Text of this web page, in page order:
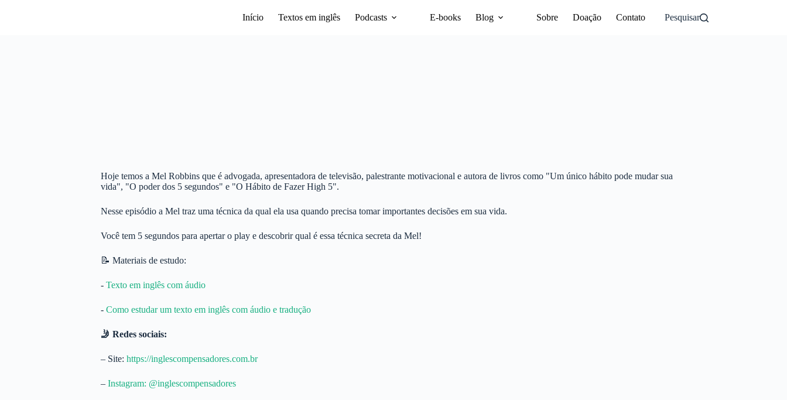
Início Textos em inglês Podcasts E-books Blog Sobre Doação Contato Pesquisar
Hoje temos a Mel Robbins que é advogada, apresentadora de televisão, palestrante motivacional e autora de livros como "Um único hábito pode mudar sua
vida", "O poder dos 5 segundos" e "O Hábito de Fazer High 5".
Nesse episódio a Mel traz uma técnica da qual ela usa quando precisa tomar importantes decisões em sua vida.
Você tem 5 segundos para apertar o play e descobrir qual é essa técnica secreta da Mel!
📝 Materiais de estudo:
-⁠ ⁠⁠ Texto em inglês com áudio⁠⁠
-⁠ ⁠⁠Como estudar um texto em inglês com áudio e tradução⁠⁠
🤳 Redes sociais:
– Site: ⁠https://inglescompensadores.com.br⁠
– ⁠Instagram: @inglescompensadores⁠